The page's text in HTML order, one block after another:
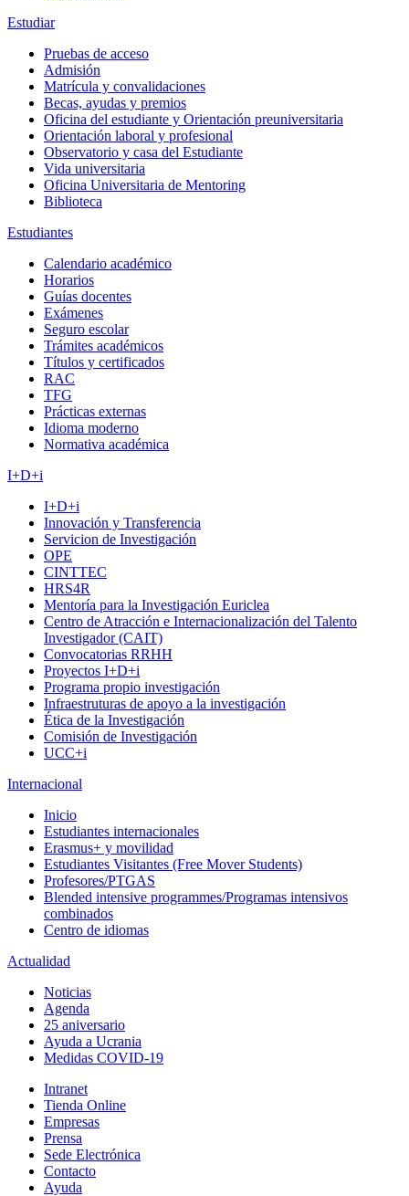
Estudiar
Pruebas de acceso
Admisión
Matrícula y convalidaciones
Becas, ayudas y premios
Oficina del estudiante y Orientación preuniversitaria
Orientación laboral y profesional
Observatorio y casa del Estudiante
Vida universitaria
Oficina Universitaria de Mentoring
Biblioteca
Estudiantes
Calendario académico
Horarios
Guías docentes
Exámenes
Seguro escolar
Trámites académicos
Títulos y certificados
RAC
TFG
Prácticas externas
Idioma moderno
Normativa académica
I+D+i
I+D+i
Innovación y Transferencia
Servicion de Investigación
OPE
CINTTEC
HRS4R
Mentoría para la Investigación Euriclea
Centro de Atracción e Internacionalización del Talento
Investigador (CAIT)
Convocatorias RRHH
Proyectos I+D+i
Programa propio investigación
Infraestruturas de apoyo a la investigación
Ética de la Investigación
Comisión de Investigación
UCC+i
Internacional
Inicio
Estudiantes internacionales
Erasmus+ y movilidad
Estudiantes Visitantes (Free Mover Students)
Profesores/PTGAS
Blended intensive programmes/Programas intensivos
combinados
Centro de idiomas
Actualidad
Noticias
Agenda
25 aniversario
Ayuda a Ucrania
Medidas COVID-19
Intranet
Tienda Online
Empresas
Prensa
Sede Electrónica
Contacto
Ayuda